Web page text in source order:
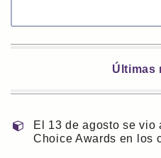
Últimas
El 13 de agosto se vio
Choice Awards en los